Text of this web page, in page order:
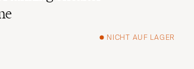
NICHT AUF LAGER